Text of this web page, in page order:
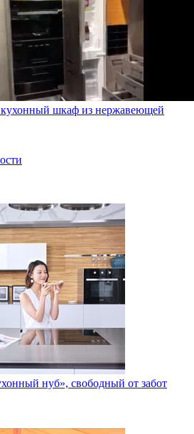
шкаф из нержавеющей
нуб», свободный от забот